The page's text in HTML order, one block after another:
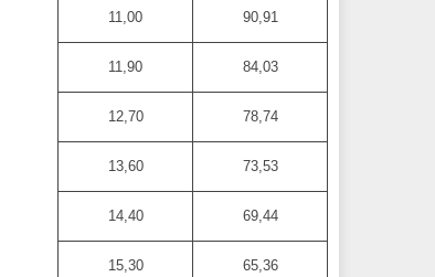
11,00 90,91
11,90 84,03
12,70 78,74
13,60 73,53
14,40 69,44
15,30 65,36